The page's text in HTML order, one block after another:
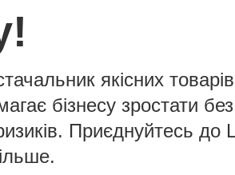
якісних
бізнесу зростати без
Приєднуйтесь до